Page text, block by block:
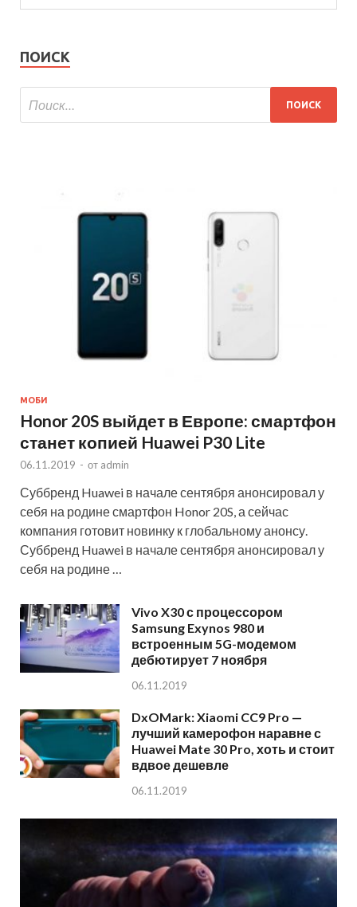
ПОИСК
МОБИ
Honor 20S выйдет в Европе: смартфон
станет копией Huawei P30 Lite
06.11.2019 - от admin
Суббренд Huawei в начале сентября анонсировал у
себя на родине смартфон Honor 20S, а сейчас
компания готовит новинку к глобальному анонсу.
Суббренд Huawei в начале сентября анонсировал у
себя на родине …
Vivo X30 с процессором
Samsung Exynos 980 и
встроенным 5G-модемом
дебютирует 7 ноября
06.11.2019
DxOMark: Xiaomi CC9 Pro —
лучший камерофон наравне с
Huawei Mate 30 Pro, хоть и стоит
вдвое дешевле
06.11.2019